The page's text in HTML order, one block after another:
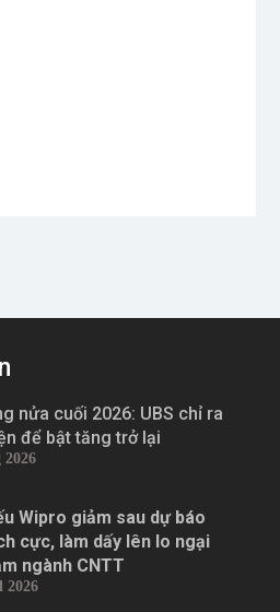
nửa cuối 2026: UBS chỉ ra
để bật tăng trở lại
2026
Wipro giảm sau dự báo
cực, làm dấy lên lo ngại
ngành CNTT
2026